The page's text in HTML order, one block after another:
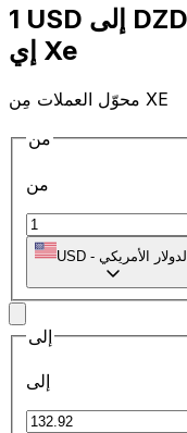
1 USD إلى DZD | حوِّل - إلى الدولار | إكس
إي Xe
محوّل العملات مِن XE
من
من
USD - الدولار الأمريكي
إلى
إلى